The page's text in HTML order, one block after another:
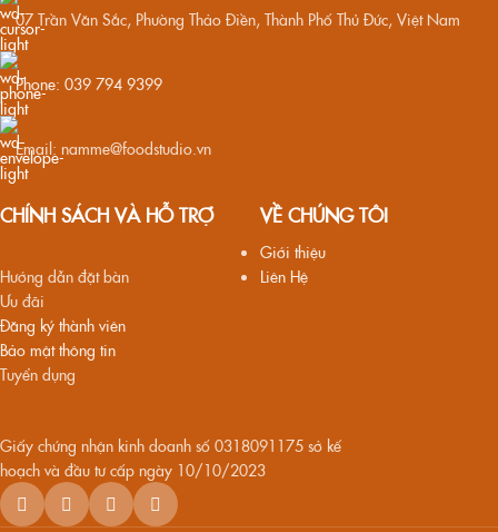
07 Trần Văn Sắc, Phường Thảo Điền, Thành Phố Thủ Đức, Việt Nam
Phone: 039 794 9399
Email: namme@foodstudio.vn
CHÍNH SÁCH VÀ HỖ TRỢ
Hướng dẫn đặt bàn
Ưu đãi
Đăng ký thành viên
Bảo mật thông tin
Tuyển dụng
VỀ CHÚNG TÔI
Giới thiệu
Liên Hệ
Giấy chứng nhận kinh doanh số 0318091175 sở kế
hoạch và đầu tư cấp ngày 10/10/2023